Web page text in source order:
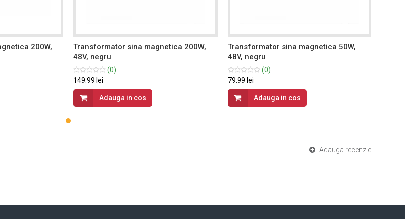
200W,
Transformator sina magnetica 200W,
48V, negru
(0)
149.99 lei
Adauga in cos
Transformator sina magnetica 50W,
48V, negru
(0)
79.99 lei
Adauga in cos
Adauga recenzie